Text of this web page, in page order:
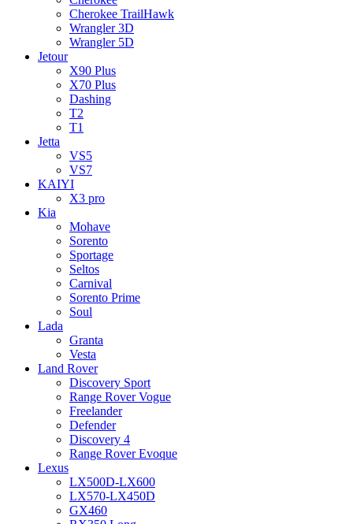
Cherokee TrailHawk
Wrangler 3D
Wrangler 5D
Jetour
X90 Plus
X70 Plus
Dashing
T2
T1
Jetta
VS5
VS7
KAIYI
X3 pro
Kia
Mohave
Sorento
Sportage
Seltos
Carnival
Sorento Prime
Soul
Lada
Granta
Vesta
Land Rover
Discovery Sport
Range Rover Vogue
Freelander
Defender
Discovery 4
Range Rover Evoque
Lexus
LX500D-LX600
LX570-LX450D
GX460